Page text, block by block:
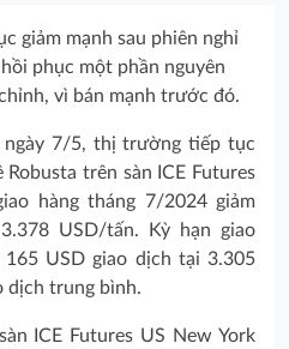
giảm mạnh sau phiên nghỉ
phục một phần nguyên
vì bán mạnh trước đó.
ngày 7/5, thị trường tiếp tục
trên sàn ICE Futures
hàng tháng 7/2024 giảm
USD/tấn. Kỳ hạn giao
USD giao dịch tại 3.305
dịch trung bình.
ICE Futures US New York